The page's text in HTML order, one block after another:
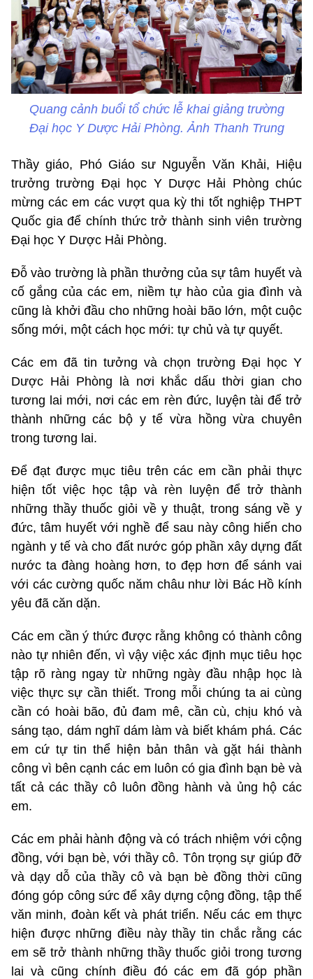
Quang cảnh buổi tổ chức lễ khai giảng trường
Đại học Y Dược Hải Phòng. Ảnh Thanh Trung
Thầy giáo, Phó Giáo sư Nguyễn Văn Khải, Hiệu
trưởng trường Đại học Y Dược Hải Phòng chúc
mừng các em các vượt qua kỳ thi tốt nghiệp THPT
Quốc gia để chính thức trở thành sinh viên trường
Đại học Y Dược Hải Phòng.
Đỗ vào trường là phần thưởng của sự tâm huyết và
cố gắng của các em, niềm tự hào của gia đình và
cũng là khởi đầu cho những hoài bão lớn, một cuộc
sống mới, một cách học mới: tự chủ và tự quyết.
Các em đã tin tưởng và chọn trường Đại học Y
Dược Hải Phòng là nơi khắc dấu thời gian cho
tương lai mới, nơi các em rèn đức, luyện tài để trở
thành những các bộ y tế vừa hồng vừa chuyên
trong tương lai.
Để đạt được mục tiêu trên các em cần phải thực
hiện tốt việc học tập và rèn luyện để trở thành
những thầy thuốc giỏi về y thuật, trong sáng về y
đức, tâm huyết với nghề để sau này công hiến cho
ngành y tế và cho đất nước góp phần xây dựng đất
nước ta đàng hoàng hơn, to đẹp hơn để sánh vai
với các cường quốc năm châu như lời Bác Hồ kính
yêu đã căn dặn.
Các em cần ý thức được rằng không có thành công
nào tự nhiên đến, vì vậy việc xác định mục tiêu học
tập rõ ràng ngay từ những ngày đầu nhập học là
việc thực sự cần thiết. Trong mỗi chúng ta ai cùng
cần có hoài bão, đủ đam mê, cần cù, chịu khó và
sáng tạo, dám nghĩ dám làm và biết khám phá. Các
em cứ tự tin thể hiện bản thân và gặt hái thành
công vì bên cạnh các em luôn có gia đình bạn bè và
tất cả các thầy cô luôn đồng hành và ủng hộ các
em.
Các em phải hành động và có trách nhiệm với cộng
đồng, với bạn bè, với thầy cô. Tôn trọng sự giúp đỡ
và dạy dỗ của thầy cô và bạn bè đồng thời cũng
đóng góp công sức để xây dựng cộng đồng, tập thể
văn minh, đoàn kết và phát triển. Nếu các em thực
hiện được những điều này thầy tin chắc rằng các
em sẽ trở thành những thầy thuốc giỏi trong tương
lai và cũng chính điều đó các em đã góp phần